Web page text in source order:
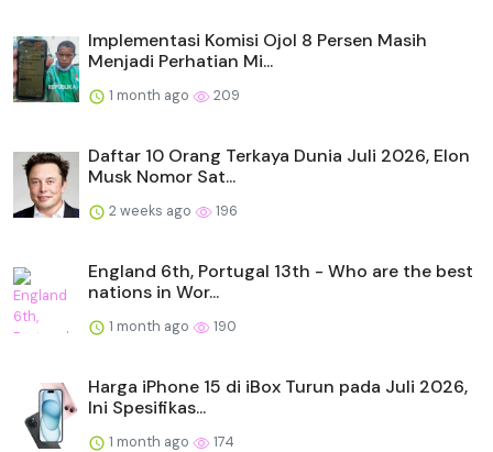
Implementasi Komisi Ojol 8 Persen Masih
Menjadi Perhatian Mi...
1 month ago 209
Daftar 10 Orang Terkaya Dunia Juli 2026, Elon
Musk Nomor Sat...
2 weeks ago 196
England 6th, Portugal 13th - Who are the best
nations in Wor...
1 month ago 190
Harga iPhone 15 di iBox Turun pada Juli 2026,
Ini Spesifikas...
1 month ago 174